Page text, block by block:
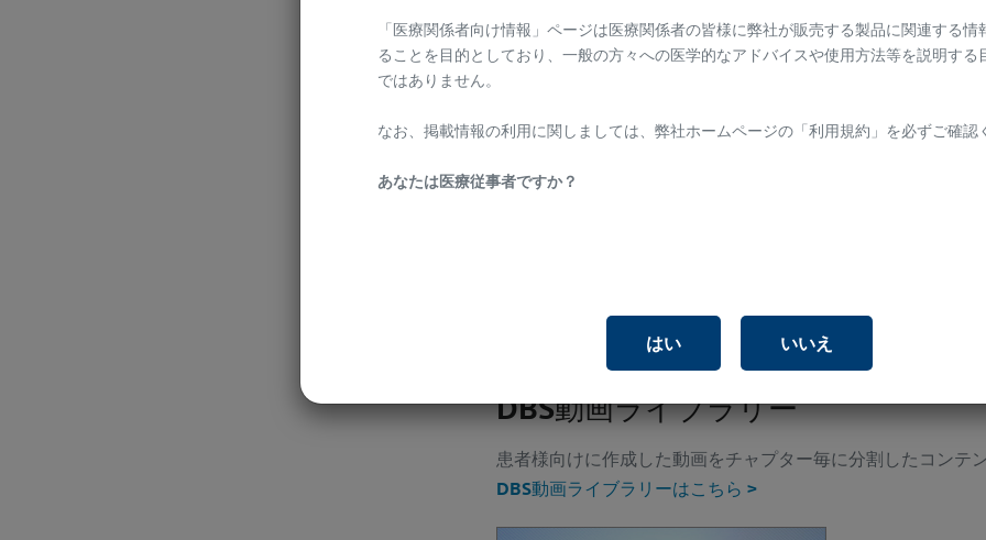
「医療関係者向け情報」ページは医療関係者の皆様に弊社が販売する製品に関連する情
ることを目的としており、一般の方々への医学的なアドバイスや使用方法等を説明する
ではありません。​
なお、掲載情報の利用に関しましては、弊社ホームページの「利用規約」を必ずご確認
あなたは医療従事者ですか？
はい いいえ
バーサイス DBS システム
Image Guided Programming with
DBS動画ライブラリー
患者様向けに作成した動画をチャプター毎に分割したコンテン
DBS動画ライブラリーはこちら >